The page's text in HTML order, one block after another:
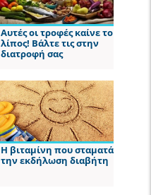
Αυτές οι τροφές καίνε το
λίπος! Βάλτε τις στην
διατροφή σας
Η βιταμίνη που σταματά
την εκδήλωση διαβήτη